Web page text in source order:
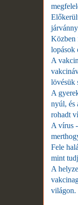
Közben
lopások
A
lövésük
A
nyúl, és
rohadt
A vírus
Fele
mint
A
világon.